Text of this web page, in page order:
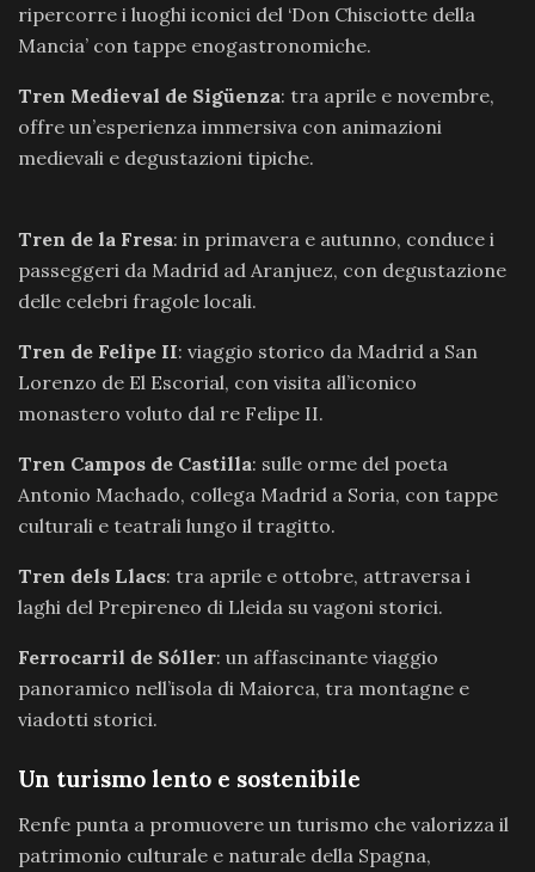
ripercorre i luoghi iconici del ‘Don Chisciotte della
Mancia’ con tappe enogastronomiche.
Tren Medieval de Sigüenza: tra aprile e novembre,
offre un’esperienza immersiva con animazioni
medievali e degustazioni tipiche.
Tren de la Fresa: in primavera e autunno, conduce i
passeggeri da Madrid ad Aranjuez, con degustazione
delle celebri fragole locali.
Tren de Felipe II: viaggio storico da Madrid a San
Lorenzo de El Escorial, con visita all’iconico
monastero voluto dal re Felipe II.
Tren Campos de Castilla: sulle orme del poeta
Antonio Machado, collega Madrid a Soria, con tappe
culturali e teatrali lungo il tragitto.
Tren dels Llacs: tra aprile e ottobre, attraversa i
laghi del Prepireneo di Lleida su vagoni storici.
Ferrocarril de Sóller: un affascinante viaggio
panoramico nell’isola di Maiorca, tra montagne e
viadotti storici.
Un turismo lento e sostenibile
Renfe punta a promuovere un turismo che valorizza il
patrimonio culturale e naturale della Spagna,